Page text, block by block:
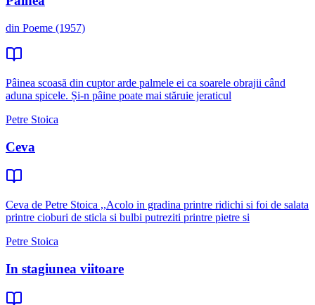
din Poeme (1957)
Pâinea scoasă din cuptor arde palmele ei ca soarele obrajii când
aduna spicele. Și-n pâine poate mai stăruie jeraticul
Petre Stoica
Ceva
Ceva de Petre Stoica ,,Acolo in gradina printre ridichi si foi de salata
printre cioburi de sticla si bulbi putreziti printre pietre si
Petre Stoica
In stagiunea viitoare